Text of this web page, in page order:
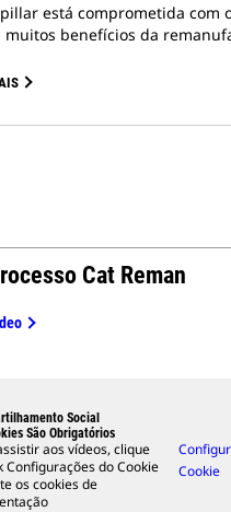
está comprometida com
muitos benefícios da
Cat Reman
Social
São Obrigatórios
aos vídeos, clique
Configurações do Cookie
os cookies de
Cookie